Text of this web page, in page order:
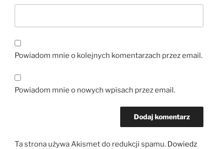
Powiadom mnie o kolejnych komentarzach przez email.
Powiadom mnie o nowych wpisach przez email.
Ta strona używa Akismet do redukcji spamu. Dowiedz